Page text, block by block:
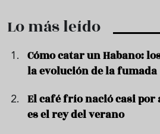
Lo más leído
Cómo catar un Habano:
la evolución de la fumada
El café frío nació casi por
es el rey del verano